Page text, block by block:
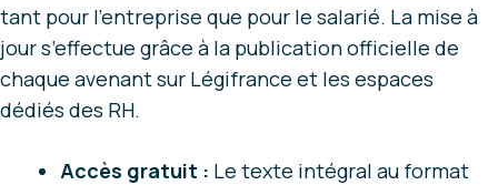
tant pour l’entreprise que pour le salarié. La mise à
jour s’effectue grâce à la publication officielle de
chaque avenant sur Légifrance et les espaces
dédiés des RH.
Accès gratuit : Le texte intégral au format